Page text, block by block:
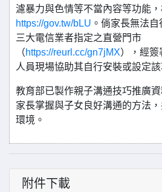
濾暴力與色情等不當內容等功能，
https://gov.tw/bLU 。倘家長無法
三大電信業者指定之直營門市
（https://reurl.cc/gn7jMX），經簽
人員現場協助其自行安裝或設定
教育部已製作親子溝通技巧推廣
家長掌握與子女良好溝通的方法
環境。
附件下載